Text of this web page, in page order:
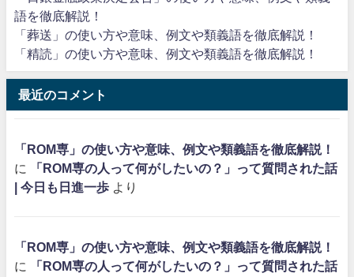
語を徹底解説！
「葬送」の使い方や意味、例文や類義語を徹底解説！
「精読」の使い方や意味、例文や類義語を徹底解説！
最近のコメント
「ROM専」の使い方や意味、例文や類義語を徹底解説！
に
「ROM専の人って何がしたいの？」って質問された話
| 今日も日進一歩 より
「ROM専」の使い方や意味、例文や類義語を徹底解説！
に
「ROM専の人って何がしたいの？」って質問された話